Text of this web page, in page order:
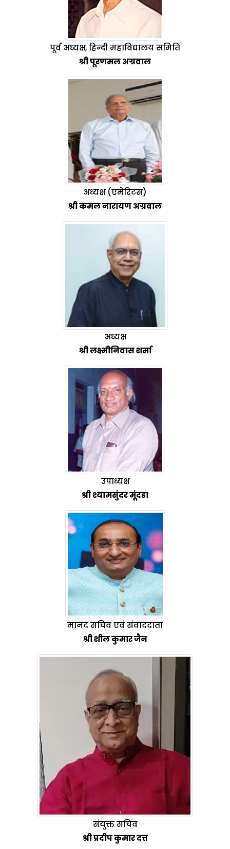
पूर्व अध्यक्ष, हिन्दी महाविद्यालय समिति
श्री पूरणमल अग्रवाल
अध्यक्ष (एमेरिटस)
श्री कमल नारायण अग्रवाल
अध्यक्ष
श्री लक्ष्मीनिवास शर्मा
उपाध्यक्ष
श्री श्यामसुंदर मूंदडा
मानद सचिव एवं संवाददाता
श्री शील कुमार जैन
संयुक्त सचिव
श्री प्रदीप कुमार दत्त